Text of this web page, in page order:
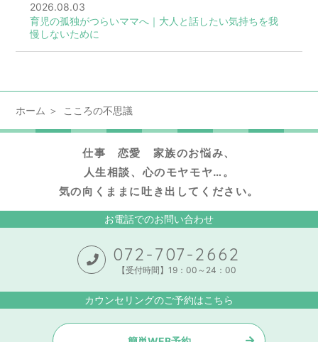
2026.08.03
育児の孤独がつらいママへ｜大人と話したい気持ちを我
慢しないために
ホーム こころの不思議
仕事 恋愛 家族のお悩み、
人生相談、心のモヤモヤ…。
気の向くままに吐き出してください。
お電話でのお問い合わせ
072-707-2662
【受付時間】19：00～24：00
カウンセリングのご予約はこちら